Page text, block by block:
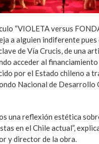
“VIOLETA versus
a alguien indiferente pues
de Vía Crucis, de una
acceder al
por el Estado chileno a
Nacional de Desarrollo
una reflexión estética
en el Chile actual”,
y director de la obra.